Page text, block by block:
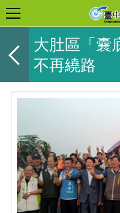
大肚區「囊
不再繞路